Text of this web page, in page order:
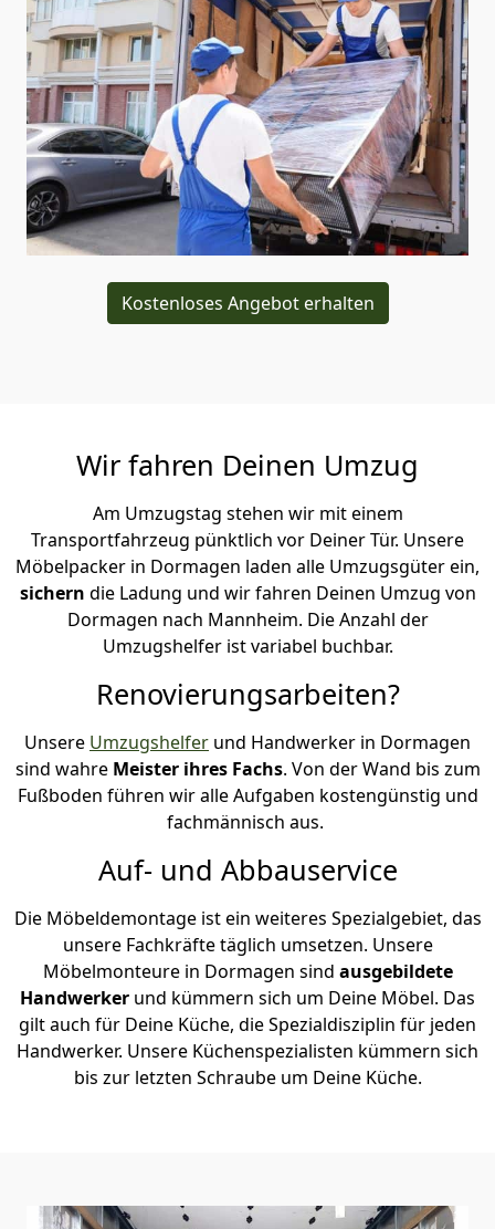
Kostenloses Angebot erhalten
Wir fahren Deinen Umzug
Am Umzugstag stehen wir mit einem
Transportfahrzeug pünktlich vor Deiner Tür. Unsere
Möbelpacker in Dormagen laden alle Umzugsgüter ein,
sichern die Ladung und wir fahren Deinen Umzug von
Dormagen nach Mannheim. Die Anzahl der
Umzugshelfer ist variabel buchbar.
Renovierungsarbeiten?
Unsere Umzugshelfer und Handwerker in Dormagen
sind wahre Meister ihres Fachs. Von der Wand bis zum
Fußboden führen wir alle Aufgaben kostengünstig und
fachmännisch aus.
Auf- und Abbauservice
Die Möbeldemontage ist ein weiteres Spezialgebiet, das
unsere Fachkräfte täglich umsetzen. Unsere
Möbelmonteure in Dormagen sind ausgebildete
Handwerker und kümmern sich um Deine Möbel. Das
gilt auch für Deine Küche, die Spezialdisziplin für jeden
Handwerker. Unsere Küchenspezialisten kümmern sich
bis zur letzten Schraube um Deine Küche.